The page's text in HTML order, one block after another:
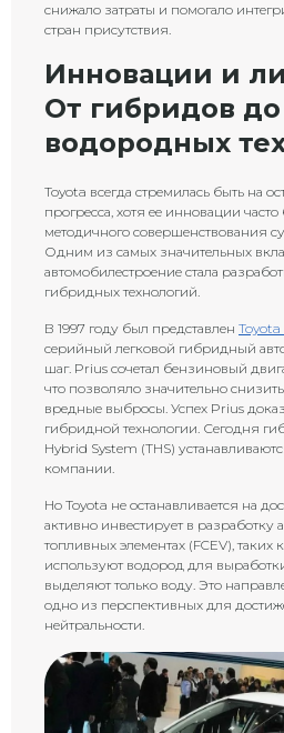
снижало затраты и помогало
стран присутствия.
Инновации и
От гибридов до
водородных
Toyota всегда стремилась быть на
прогресса, хотя ее инновации
методичного совершенствования
Одним из самых значительных
автомобилестроение стала
гибридных технологий.
В 1997 году был представлен
серийный легковой гибридный
шаг. Prius сочетал бензиновый
что позволяло значительно
вредные выбросы. Успех Prius
гибридной технологии. Сегодня
Hybrid System (THS)
компании.
Но Toyota не останавливается на
активно инвестирует в разработку
топливных элементах (FCEV), таких
используют водород для
выделяют только воду. Это
одно из перспективных для
нейтральности.